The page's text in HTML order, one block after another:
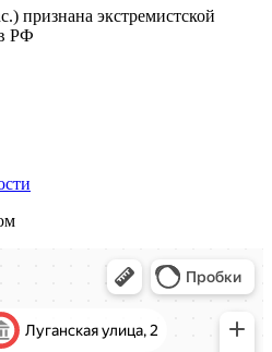
признана экстремистской
РФ